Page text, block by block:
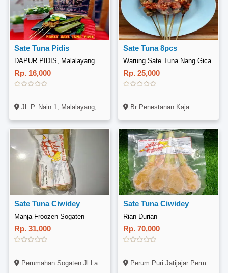
Sate Tuna Pidis
DAPUR PIDIS, Malalayang
Rp. 16,000
Jl. P. Nain 1, Malalayang, Manado
Sate Tuna 8pcs
Warung Sate Tuna Nang Gica
Rp. 25,000
Br Penestanan Kaja
Sate Tuna Ciwidey
Manja Froozen Sogaten
Rp. 31,000
Perumahan Sogaten Jl Lambangsari Utara Blok D7 No 17 Rt 025 Rw009 Kel Sogaten Kec Manguharjo Madiun 63129
Sate Tuna Ciwidey
Rian Durian
Rp. 70,000
Perum Puri Jatijajar Permai Blok D2 No 10